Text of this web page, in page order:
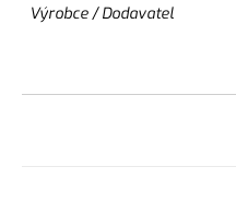
Výrobce / Dodavatel